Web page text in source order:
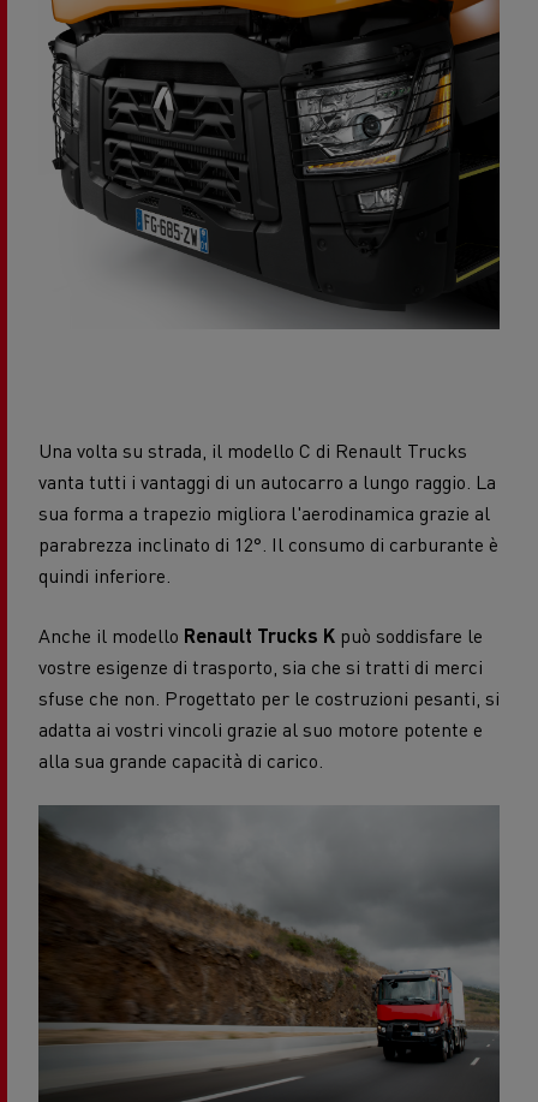
Una volta su strada, il modello C di Renault Trucks
vanta tutti i vantaggi di un autocarro a lungo raggio. La
sua forma a trapezio migliora l'aerodinamica grazie al
parabrezza inclinato di 12°. Il consumo di carburante è
quindi inferiore.
Anche il modello Renault Trucks K può soddisfare le
vostre esigenze di trasporto, sia che si tratti di merci
sfuse che non. Progettato per le costruzioni pesanti, si
adatta ai vostri vincoli grazie al suo motore potente e
alla sua grande capacità di carico.